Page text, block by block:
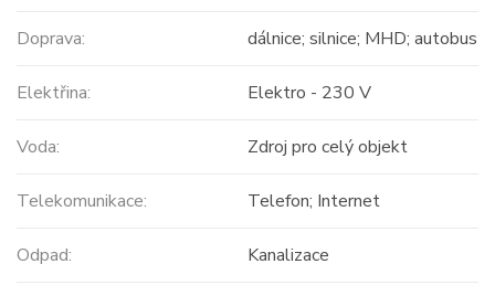
Doprava: dálnice; silnice; MHD; autobus
Elektřina: Elektro - 230 V
Voda: Zdroj pro celý objekt
Telekomunikace: Telefon; Internet
Odpad: Kanalizace